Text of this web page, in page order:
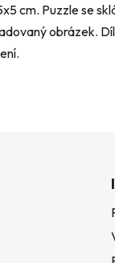
cm. Puzzle se
obrázek.